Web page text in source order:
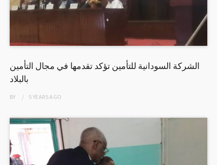
الشركة السودانية للتأمين تؤكد تقدمها في مجال التأمين
بالبلاد
BY 5 YEARSAGO